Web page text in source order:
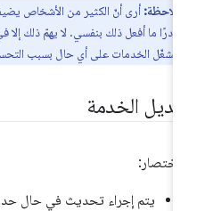
ملاحظة:أرى أنّ الكثير من الأشخاص يضيفون
ما أفعل ذلك بنفسي. لا يهمّ ذلك إلا في
مشغّل الخدمات على أي حال بسبب التحسين
الخدمة
يتم إجراء تحديث في حال حدوث